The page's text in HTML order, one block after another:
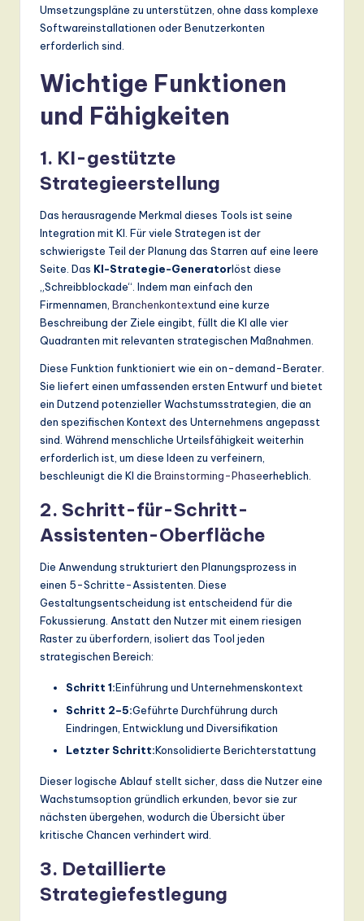
o
Umsetzungspläne zu unterstützen, ohne dass komplexe
Softwareinstallationen oder Benutzerkonten
erforderlich sind.
Wichtige Funktionen
und Fähigkeiten
1. KI-gestützte
Strategieerstellung
Das herausragende Merkmal dieses Tools ist seine
Integration mit KI. Für viele Strategen ist der
schwierigste Teil der Planung das Starren auf eine leere
Seite. Das KI-Strategie-Generatorlöst diese
„Schreibblockade“. Indem man einfach den
Firmennamen, Branchenkontextund eine kurze
Beschreibung der Ziele eingibt, füllt die KI alle vier
Quadranten mit relevanten strategischen Maßnahmen.
Diese Funktion funktioniert wie ein on-demand-Berater.
Sie liefert einen umfassenden ersten Entwurf und bietet
ein Dutzend potenzieller Wachstumsstrategien, die an
den spezifischen Kontext des Unternehmens angepasst
sind. Während menschliche Urteilsfähigkeit weiterhin
erforderlich ist, um diese Ideen zu verfeinern,
beschleunigt die KI die Brainstorming-Phaseerheblich.
2. Schritt-für-Schritt-
Assistenten-Oberfläche
Die Anwendung strukturiert den Planungsprozess in
einen 5-Schritte-Assistenten. Diese
Gestaltungsentscheidung ist entscheidend für die
Fokussierung. Anstatt den Nutzer mit einem riesigen
Raster zu überfordern, isoliert das Tool jeden
strategischen Bereich:
Schritt 1:Einführung und Unternehmenskontext
Schritt 2–5:Geführte Durchführung durch
Eindringen, Entwicklung und Diversifikation
Letzter Schritt:Konsolidierte Berichterstattung
Dieser logische Ablauf stellt sicher, dass die Nutzer eine
Wachstumsoption gründlich erkunden, bevor sie zur
nächsten übergehen, wodurch die Übersicht über
kritische Chancen verhindert wird.
3. Detaillierte
Strategiefestlegung